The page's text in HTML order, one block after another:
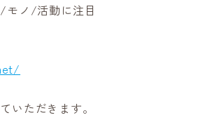
モノ/活動に注目
いただきます。